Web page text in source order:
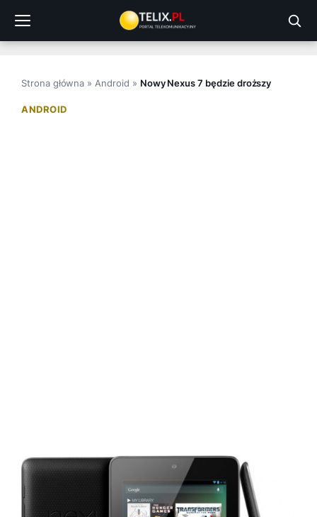
treści
Strona główna » Android » Nowy Nexus 7 będzie droższy
ANDROID